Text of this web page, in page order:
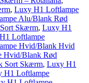
, Luxy H1 Loftlampe
Alu/Blank Rød
Skærm, Luxy H1
Loftlampe
Hvid/Blank Hvid
Hvid/Blank Rød
Sort Skærm, Luxy H1
H1 Loftlampe